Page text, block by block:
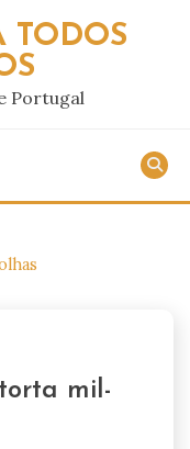
TODOS
Portugal
mil-